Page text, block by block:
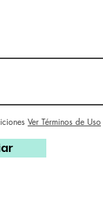
Ver Términos de Uso